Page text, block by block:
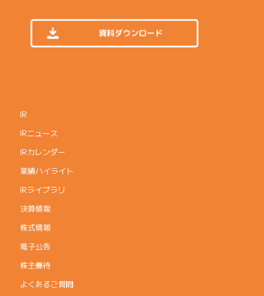
IR
IRニュース
IRカレンダー
業績ハイライト
IRライブラリ
決算情報
株式情報
電子公告
株主優待
よくあるご質問